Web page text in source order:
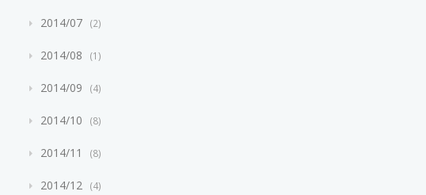
2014/07 2
2014/08 1
2014/09 4
2014/10 8
2014/11 8
2014/12 4